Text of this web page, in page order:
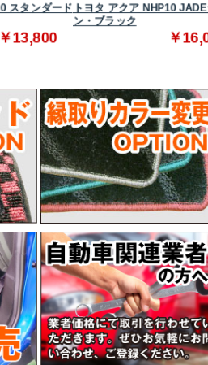
ダードトヨタ アクア NHP10 JADEライ
ン・ブラック
￥16,000